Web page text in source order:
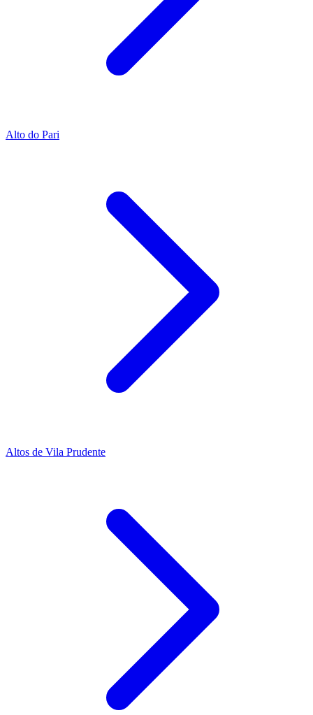
Alto do Pari
Altos de Vila Prudente